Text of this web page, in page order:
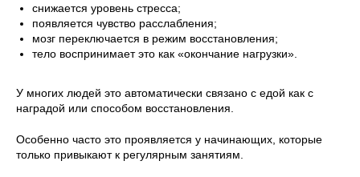
снижается уровень стресса;
появляется чувство расслабления;
мозг переключается в режим восстановления;
тело воспринимает это как «окончание нагрузки».
У многих людей это автоматически связано с едой как с
наградой или способом восстановления.
Особенно часто это проявляется у начинающих, которые
только привыкают к регулярным занятиям.